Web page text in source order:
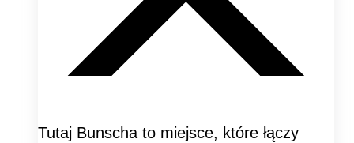
Tutaj Bunscha to miejsce, które łączy